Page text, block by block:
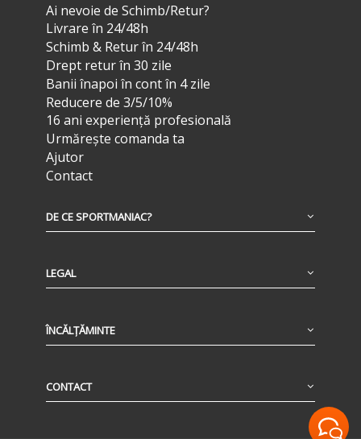
Ai nevoie de Schimb/Retur?
Livrare în 24/48h
Schimb & Retur în 24/48h
Drept retur în 30 zile
Banii înapoi în cont în 4 zile
Reducere de 3/5/10%
16 ani experiență profesională
Urmărește comanda ta
Ajutor
Contact
DE CE SPORTMANIAC?
LEGAL
ÎNCĂLȚĂMINTE
CONTACT